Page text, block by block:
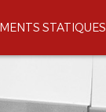
STATIQUES